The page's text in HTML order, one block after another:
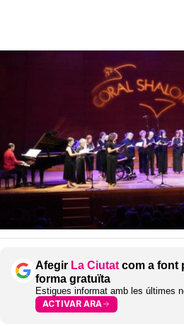
Afegir La Ciutat com a font
forma gratuïta
Estigues informat amb les últimes
ACTIVAR ARA